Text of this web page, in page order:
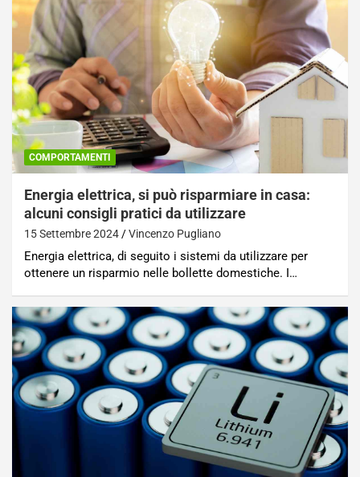
COMPORTAMENTI
Energia elettrica, si può risparmiare in casa:
alcuni consigli pratici da utilizzare
15 Settembre 2024 Vincenzo Pugliano
Energia elettrica, di seguito i sistemi da utilizzare per
ottenere un risparmio nelle bollette domestiche. I…